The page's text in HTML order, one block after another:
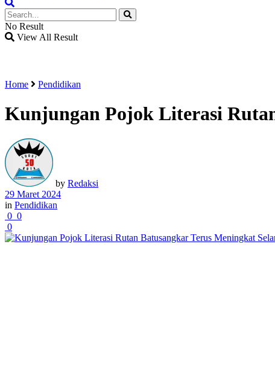
No Result
View All Result
Home Pendidikan
Kunjungan Pojok Literasi
by Redaksi
29 Maret 2024
in Pendidikan
0 0
0